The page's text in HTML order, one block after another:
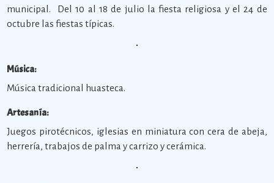
municipal. Del 10 al 18 de julio la fiesta religiosa y el 24 de
octubre las fiestas típicas.
Música:
Música tradicional huasteca.
Artesanía:
Juegos pirotécnicos, iglesias en miniatura con cera de abeja,
herrería, trabajos de palma y carrizo y cerámica.